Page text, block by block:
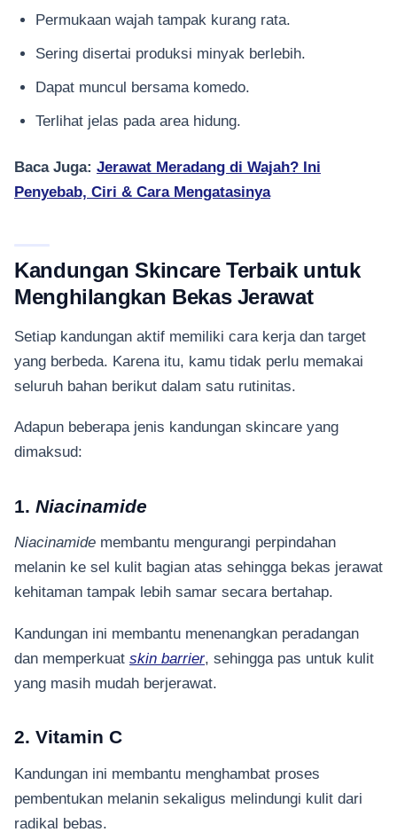
Permukaan wajah tampak kurang rata.
Sering disertai produksi minyak berlebih.
Dapat muncul bersama komedo.
Terlihat jelas pada area hidung.
Baca Juga: Jerawat Meradang di Wajah? Ini
Penyebab, Ciri & Cara Mengatasinya
Kandungan Skincare Terbaik untuk
Menghilangkan Bekas Jerawat
Setiap kandungan aktif memiliki cara kerja dan target
yang berbeda. Karena itu, kamu tidak perlu memakai
seluruh bahan berikut dalam satu rutinitas.
Adapun beberapa jenis kandungan skincare yang
dimaksud:
1. Niacinamide
Niacinamide membantu mengurangi perpindahan
melanin ke sel kulit bagian atas sehingga bekas jerawat
kehitaman tampak lebih samar secara bertahap.
Kandungan ini membantu menenangkan peradangan
dan memperkuat skin barrier, sehingga pas untuk kulit
yang masih mudah berjerawat.
2. Vitamin C
Kandungan ini membantu menghambat proses
pembentukan melanin sekaligus melindungi kulit dari
radikal bebas.